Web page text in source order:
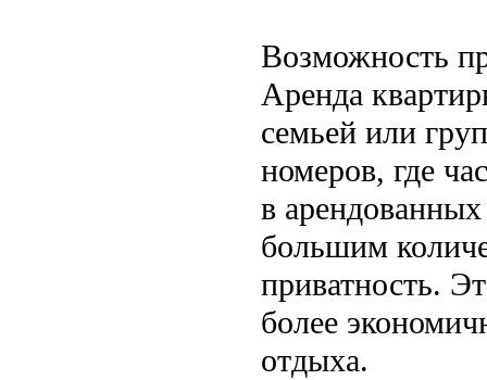
Возможность
Аренда
семьей или
номеров, где
в
большим
приватность.
более
отдыха.